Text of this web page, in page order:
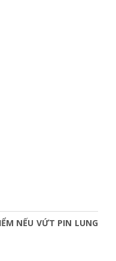
NẾU VỨT PIN LUNG